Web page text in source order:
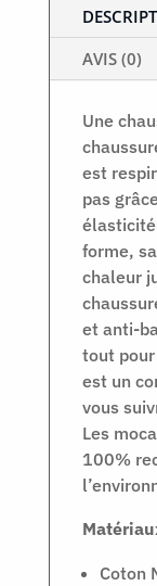
AVIS (0)
Une
est
pas
forme,
chaleur
et anti-
tout
est un
vous
Les
100%
Coton